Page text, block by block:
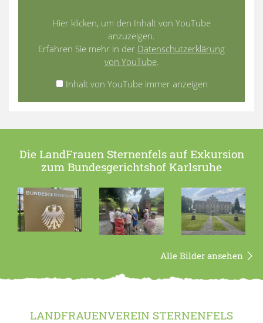
Hier klicken, um den Inhalt von YouTube
anzuzeigen.
Erfahren Sie mehr in der Datenschutzerklärung
von YouTube.
Inhalt von YouTube immer anzeigen
Die LandFrauen Sternenfels auf Exkursion
zum Bundesgerichtshof Karlsruhe
Alle Bilder ansehen
LANDFRAUENVEREIN STERNENFELS